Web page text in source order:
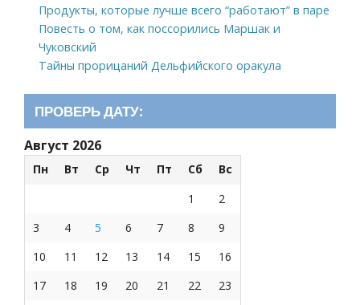
Продукты, которые лучше всего “работают” в паре
Повесть о том, как поссорились Маршак и
Чуковский
Тайны прорицаний Дельфийского оракула
ПРОВЕРЬ ДАТУ:
Август 2026
Пн Вт Ср Чт Пт Сб
Вс
1
2
3
4 5 6 7 8
9
10
11 12 13 14 15
16
17
18 19 20 21 22
23